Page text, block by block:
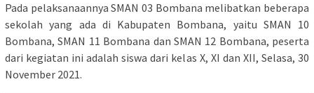
Pada pelaksanaannya SMAN 03 Bombana melibatkan beberapa
sekolah yang ada di Kabupaten Bombana, yaitu SMAN 10
Bombana, SMAN 11 Bombana dan SMAN 12 Bombana, peserta
dari kegiatan ini adalah siswa dari kelas X, XI dan XII, Selasa, 30
November 2021.